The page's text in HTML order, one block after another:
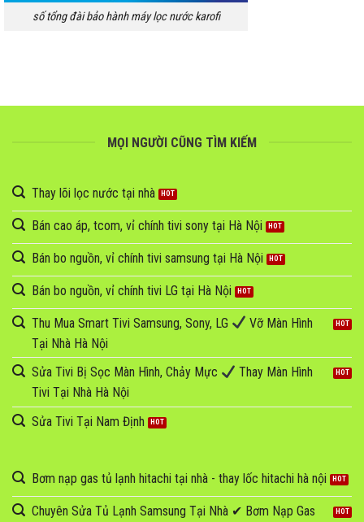
số tổng đài bảo hành máy lọc nước karofi
MỌI NGƯỜI CŨNG TÌM KIẾM
Thay lõi lọc nước tại nhà
Bán cao áp, tcom, vỉ chính tivi sony tại Hà Nội
Bán bo nguồn, vỉ chính tivi samsung tại Hà Nội
Bán bo nguồn, vỉ chính tivi LG tại Hà Nội
Thu Mua Smart Tivi Samsung, Sony, LG
Vỡ Màn Hình
Tại Nhà Hà Nội
Sửa Tivi Bị Sọc Màn Hình, Chảy Mực
Thay Màn Hình
Tivi Tại Nhà Hà Nội
Sửa Tivi Tại Nam Định
Bơm nạp gas tủ lạnh hitachi tại nhà - thay lốc hitachi hà nội
Chuyên Sửa Tủ Lạnh Samsung Tại Nhà ✔ Bơm Nạp Gas